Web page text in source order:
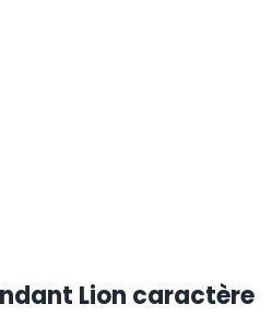
Lion caractère